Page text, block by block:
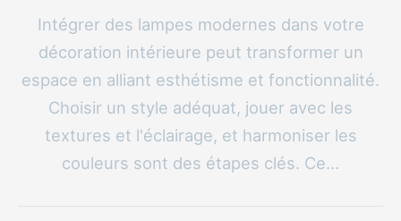
Intégrer des lampes modernes dans votre
décoration intérieure peut transformer un
espace en alliant esthétisme et fonctionnalité.
Choisir un style adéquat, jouer avec les
textures et l'éclairage, et harmoniser les
couleurs sont des étapes clés. Ce...